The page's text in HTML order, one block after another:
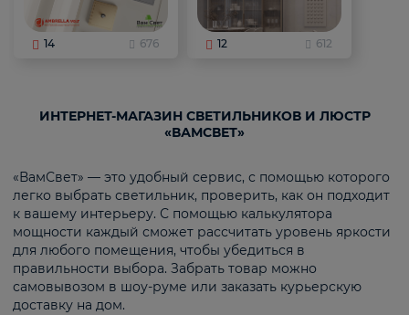
14 676 12 612
ИНТЕРНЕТ-МАГАЗИН СВЕТИЛЬНИКОВ И ЛЮСТР
«ВАМСВЕТ»
«ВамСвет» — это удобный сервис, с помощью которого
легко выбрать светильник, проверить, как он подходит
к вашему интерьеру. С помощью калькулятора
мощности каждый сможет рассчитать уровень яркости
для любого помещения, чтобы убедиться в
правильности выбора. Забрать товар можно
самовывозом в шоу-руме или заказать курьерскую
доставку на дом.